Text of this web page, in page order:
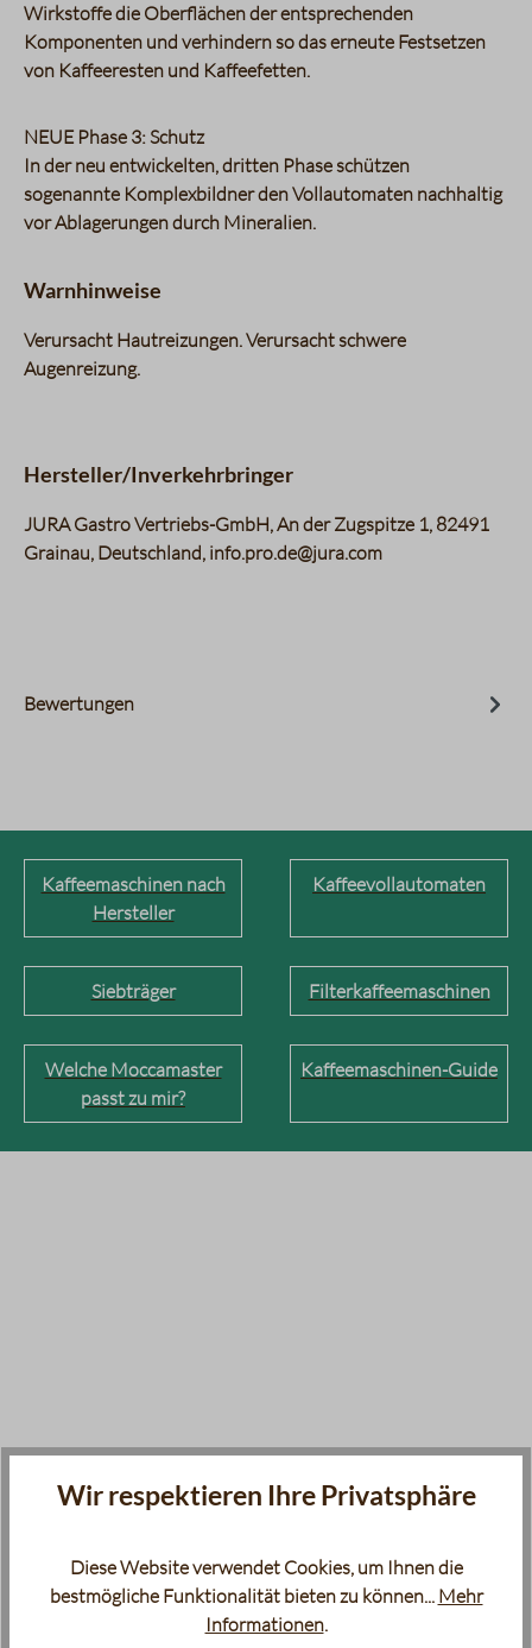
Wirkstoffe die Oberflächen der entsprechenden
Komponenten und verhindern so das erneute Festsetzen
von Kaffeeresten und Kaffeefetten.
NEUE Phase 3: Schutz
In der neu entwickelten, dritten Phase schützen
sogenannte Komplexbildner den Vollautomaten nachhaltig
vor Ablagerungen durch Mineralien.
Warnhinweise
Verursacht Hautreizungen. Verursacht schwere
Augenreizung.
Hersteller/Inverkehrbringer
JURA Gastro Vertriebs-GmbH, An der Zugspitze 1, 82491
Grainau, Deutschland, info.pro.de@jura.com
Bewertungen
Kaffeemaschinen nach
Hersteller
Kaffeevollautomaten
Siebträger Filterkaffeemaschinen
Welche Moccamaster
passt zu mir?
Kaffeemaschinen-Guide
Wir respektieren Ihre Privatsphäre
Diese Website verwendet Cookies, um Ihnen die
bestmögliche Funktionalität bieten zu können... Mehr
Informationen.